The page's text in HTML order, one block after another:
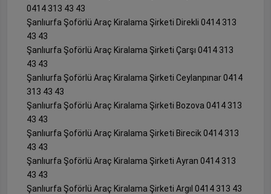
0414 313 43 43
Şanlıurfa Şoförlü Araç Kiralama Şirketi Direkli 0414 313
43 43
Şanlıurfa Şoförlü Araç Kiralama Şirketi Çarşı 0414 313
43 43
Şanlıurfa Şoförlü Araç Kiralama Şirketi Ceylanpınar 0414
313 43 43
Şanlıurfa Şoförlü Araç Kiralama Şirketi Bozova 0414 313
43 43
Şanlıurfa Şoförlü Araç Kiralama Şirketi Birecik 0414 313
43 43
Şanlıurfa Şoförlü Araç Kiralama Şirketi Ayran 0414 313
43 43
Şanlıurfa Şoförlü Araç Kiralama Şirketi Argıl 0414 313 43